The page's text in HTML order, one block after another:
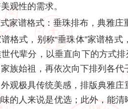
观性的需求。
家谱格式：垂珠排布，典雅庄
格式，别称“垂珠体”家谱格
代辈分，以垂直向下的方式
族始祖，再依次向下排列各代
观极具传统美感，排版典雅
的人来说是优选；此外，能